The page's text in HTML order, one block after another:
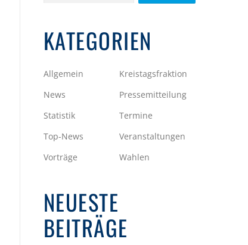
KATEGORIEN
Allgemein
Kreistagsfraktion
News
Pressemitteilung
Statistik
Termine
Top-News
Veranstaltungen
Vorträge
Wahlen
NEUESTE
BEITRÄGE